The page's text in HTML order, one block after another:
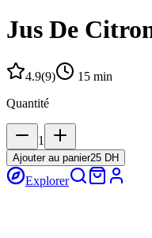
Jus De
4.9(9) 15 min
Quantité
1
Ajouter au panier25 DH
Explorer